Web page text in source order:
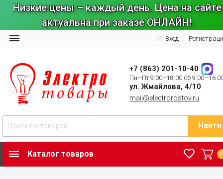
Низкие цены – каждый день. Цена на сайте
актуальна при заказе ОНЛАЙН!
Вход
+7 (863) 201-10-40
Пн—Пт 9:00—18:00 Сб
ул. Жмайлова, 4/10
mail@electrorostov.ru
Найти
Каталог товаров